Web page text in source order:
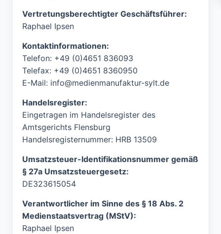
Vertretungsberechtigter Geschäftsführer:
Raphael Ipsen
Kontaktinformationen:
Telefon: +49 (0)4651 836093
Telefax: +49 (0)4651 8360950
E-Mail: info@medienmanufaktur-sylt.de
Handelsregister:
Eingetragen im Handelsregister des
Amtsgerichts Flensburg
Handelsregisternummer: HRB 13509
Umsatzsteuer-Identifikationsnummer gemäß
§ 27a Umsatzsteuergesetz:
DE323615054
Verantwortlicher im Sinne des § 18 Abs. 2
Medienstaatsvertrag (MStV):
Raphael Ipsen